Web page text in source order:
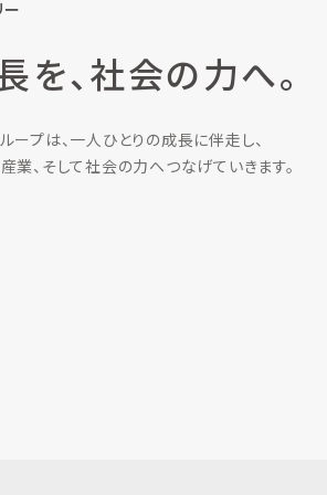
を、社会の力へ。
ープは、一人ひとりの成長に伴走し、
業、そして社会の力へつなげていきます。